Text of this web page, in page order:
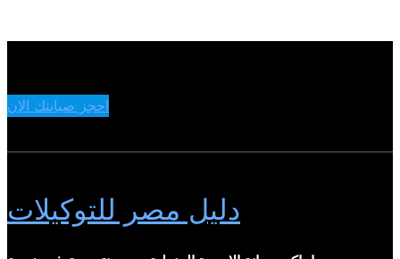
احجز صيانتك الان
دليل مصر للتوكيلات